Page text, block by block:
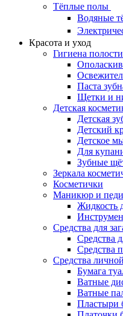
Тёплые полы
Водяные
Красота и уход
Гигиена
Паста
Щетки и
Детская
Детская
Детский
Детское
Для
Зубные
Зеркала
Косметички
Маникюр и
Жидкость
Средства для
Средства
Средства
Средства
Бумага
Ватные
Ватные
Пластыри